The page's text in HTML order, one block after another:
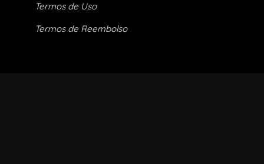
Termos de Uso
Termos de Reembolso